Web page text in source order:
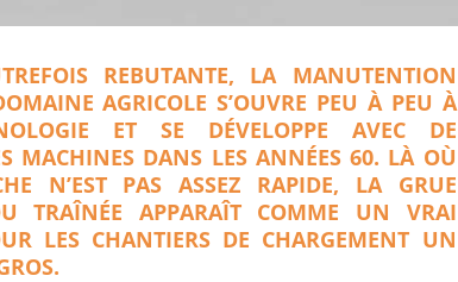
REBUTANTE, LA MANUTENTION
AGRICOLE S’OUVRE PEU À PEU À
ET SE DÉVELOPPE AVEC DE
MACHINES DANS LES ANNÉES 60. LÀ OÙ
N’EST PAS ASSEZ RAPIDE, LA GRUE
TRAÎNÉE APPARAÎT COMME UN VRAI
LES CHANTIERS DE CHARGEMENT UN